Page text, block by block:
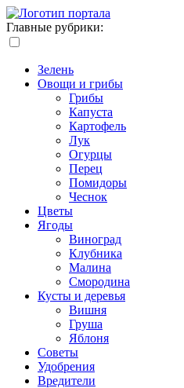
Главные рубрики:
Зелень
Овощи и грибы
Грибы
Капуста
Картофель
Лук
Огурцы
Перец
Помидоры
Чеснок
Цветы
Ягоды
Виноград
Клубника
Малина
Смородина
Кусты и деревья
Вишня
Груша
Яблоня
Советы
Удобрения
Вредители